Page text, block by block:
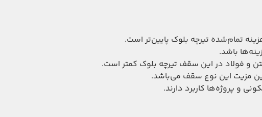
تمام‌شده تیرچه بلوک پایین‌تر است.
باشد.
فولاد در این سقف تیرچه بلوک کمتر است.
مزیت این نوع سقف می‌باشد.
و پروژه‌ها کاربرد دارند.